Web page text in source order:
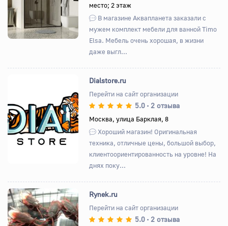
место; 2 этаж
В магазине Аквапланета заказали с
мужем комплект мебели для ванной Timo
Elsa. Мебель очень хорошая, в жизни
даже выгл...
Назад Вперед
Dialstore.ru
Перейти на сайт организации
5.0 • 2 отзыва
Москва, улица Барклая, 8
Хороший магазин! Оригинальная
техника, отличные цены, большой выбор,
клиентоориентированность на уровне! На
днях поку...
Rynek.ru
Перейти на сайт организации
5.0 • 2 отзыва